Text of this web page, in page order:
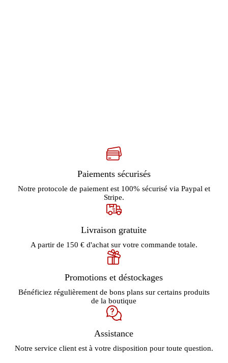
Paiements sécurisés
Notre protocole de paiement est 100% sécurisé via Paypal et
Stripe.
Livraison gratuite
A partir de 150 € d'achat sur votre commande totale.
Promotions et déstockages
Bénéficiez régulièrement de bons plans sur certains produits
de la boutique
Assistance
Notre service client est à votre disposition pour toute question.